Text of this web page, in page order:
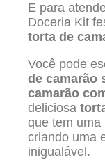
E para
Doceria Kit
torta de
Você pode
de camarão
camarão
deliciosa
que tem uma
criando uma
inigualável.